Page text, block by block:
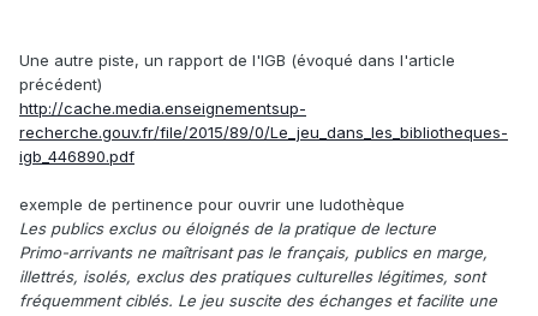
Une autre piste, un rapport de l'IGB (évoqué dans l'article
précédent)
http://cache.media.enseignementsup-
recherche.gouv.fr/file/2015/89/0/Le_jeu_dans_les_bibliotheques-
igb_446890.pdf
exemple de pertinence pour ouvrir une ludothèque
Les publics exclus ou éloignés de la pratique de lecture
Primo-arrivants ne maîtrisant pas le français, publics en marge,
illettrés, isolés, exclus des pratiques culturelles légitimes, sont
fréquemment ciblés. Le jeu suscite des échanges et facilite une